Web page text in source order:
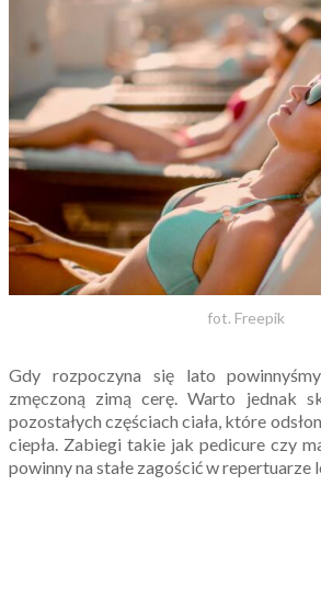
fot. Freepik
Gdy rozpoczyna się lato
zmęczoną zimą cerę. Warto jednak
pozostałych częściach ciała, które
ciepła. Zabiegi takie jak pedicure czy
powinny na stałe zagościć w repertuarze